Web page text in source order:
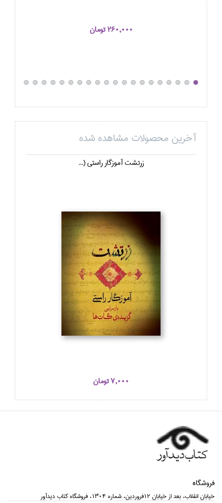
260,000 تومان
آخرین محصولات مشاهده شده
زرتشت آموزگار راستي (...
7,000 تومان
فروشگاه
خيابان انقلاب، بعد از خيابان 12فروردين، شماره 1304، فروشگاه كتاب ديدآور